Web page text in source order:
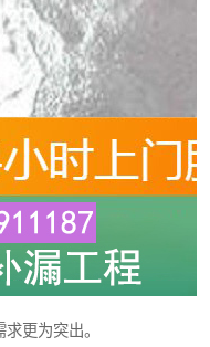
更为突出。